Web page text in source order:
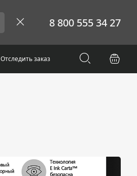
8 800 555 34 27
Отследить заказ